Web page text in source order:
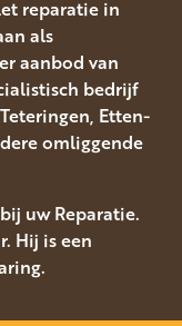
reparatie in
als
aanbod van
bedrijf
Etten-
omliggende
uw Reparatie.
Hij is een